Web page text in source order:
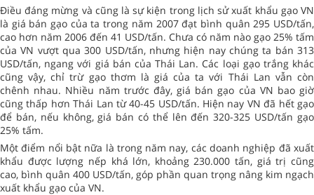
Điều đáng mừng và cũng là sự kiện trong lịch sử xuất khẩu gạo VN
là giá bán gạo của ta trong năm 2007 đạt bình quân 295 USD/tấn,
cao hơn năm 2006 đến 41 USD/tấn. Chưa có năm nào gạo 25% tấm
của VN vượt qua 300 USD/tấn, nhưng hiện nay chúng ta bán 313
USD/tấn, ngang với giá bán của Thái Lan. Các loại gạo trắng khác
cũng vậy, chỉ trừ gạo thơm là giá của ta với Thái Lan vẫn còn
chênh nhau. Nhiều năm trước đây, giá bán gạo của VN bao giờ
cũng thấp hơn Thái Lan từ 40-45 USD/tấn. Hiện nay VN đã hết gạo
để bán, nếu không, giá bán có thể lên đến 320-325 USD/tấn gạo
25% tấm.
Một điểm nổi bật nữa là trong năm nay, các doanh nghiệp đã xuất
khẩu được lượng nếp khá lớn, khoảng 230.000 tấn, giá trị cũng
cao, bình quân 400 USD/tấn, góp phần quan trọng nâng kim ngạch
xuất khẩu gạo của VN.